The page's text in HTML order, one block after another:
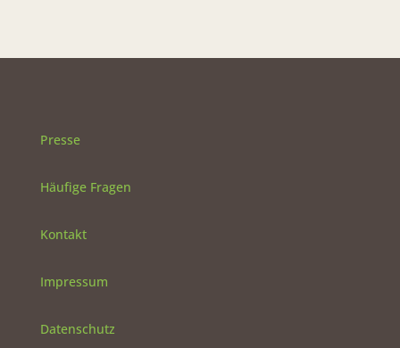
Presse
Häufige Fragen
Kontakt
Impressum
Datenschutz